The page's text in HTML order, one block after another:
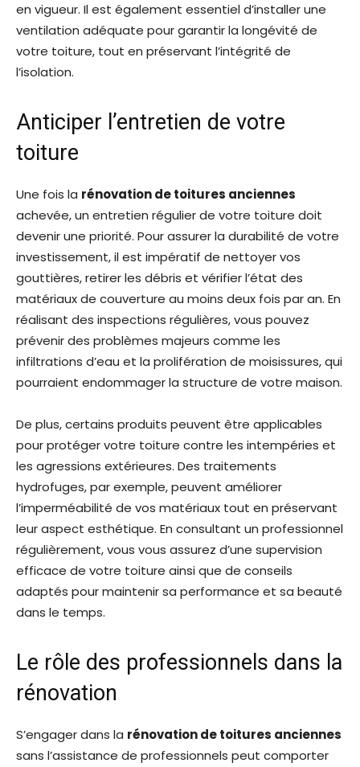
en vigueur. Il est également essentiel d’installer une
ventilation adéquate pour garantir la longévité de
votre toiture, tout en préservant l’intégrité de
l’isolation.
Anticiper l’entretien de votre
toiture
Une fois la rénovation de toitures anciennes
achevée, un entretien régulier de votre toiture doit
devenir une priorité. Pour assurer la durabilité de votre
investissement, il est impératif de nettoyer vos
gouttières, retirer les débris et vérifier l’état des
matériaux de couverture au moins deux fois par an. En
réalisant des inspections régulières, vous pouvez
prévenir des problèmes majeurs comme les
infiltrations d’eau et la prolifération de moisissures, qui
pourraient endommager la structure de votre maison.
De plus, certains produits peuvent être applicables
pour protéger votre toiture contre les intempéries et
les agressions extérieures. Des traitements
hydrofuges, par exemple, peuvent améliorer
l’imperméabilité de vos matériaux tout en préservant
leur aspect esthétique. En consultant un professionnel
régulièrement, vous vous assurez d’une supervision
efficace de votre toiture ainsi que de conseils
adaptés pour maintenir sa performance et sa beauté
dans le temps.
Le rôle des professionnels dans la
rénovation
S’engager dans la rénovation de toitures anciennes
sans l’assistance de professionnels peut comporter